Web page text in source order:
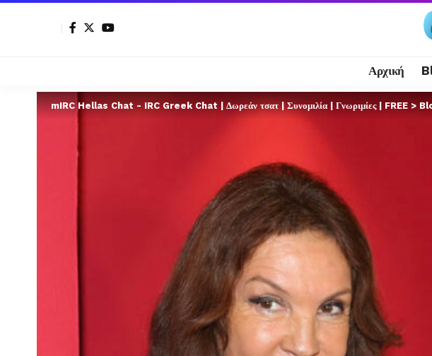
Αρχική
mIRC Hellas Chat - IRC Greek Chat | Δωρεάν τσατ | Συνομιλία | Γνωριμίες | FREE >